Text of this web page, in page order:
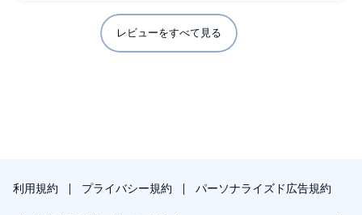
レビューをすべて見る
利用規約 プライバシー規約 パーソナライズド広告規約